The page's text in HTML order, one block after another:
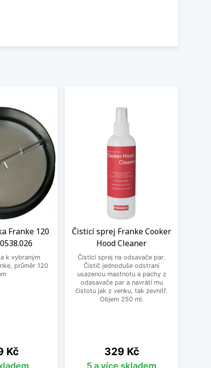
Franke 120
k vybraným
průměr 120
Kč
Čisticí sprej Franke Cooker
Hood Cleaner
Čistící sprej na odsavače par.
Čistič jednoduše odstraní
usazenou mastnotu a pachy z
odasavače par a navrátí mu
čistotu jak z venku, tak zevnitř.
Objem 250 ml.
Cena
329 Kč
5 a více skladem